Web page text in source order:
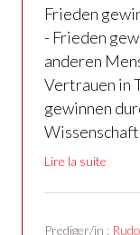
Frieden
- Frieden
anderen
Vertrauen in
gewinnen
Lire la suite
Prediger/in :